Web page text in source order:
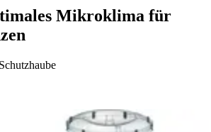
Mikroklima für